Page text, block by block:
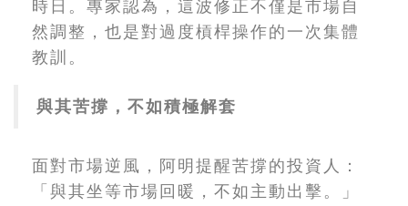
時日。專家認為，這波修正不僅是市場自
然調整，也是對過度槓桿操作的一次集體
教訓。
與其苦撐，不如積極解套
面對市場逆風，阿明提醒苦撐的投資人：
「與其坐等市場回暖，不如主動出擊。」